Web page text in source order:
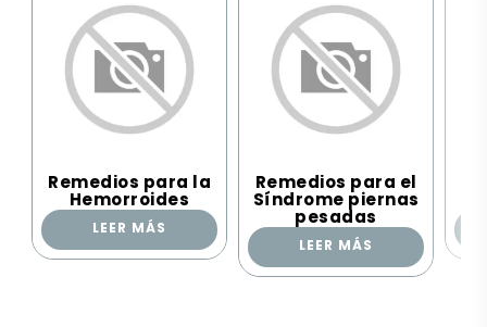
Remedios para la
Hemorroides
LEER MÁS
Remedios para el
Síndrome piernas
pesadas
LEER MÁS